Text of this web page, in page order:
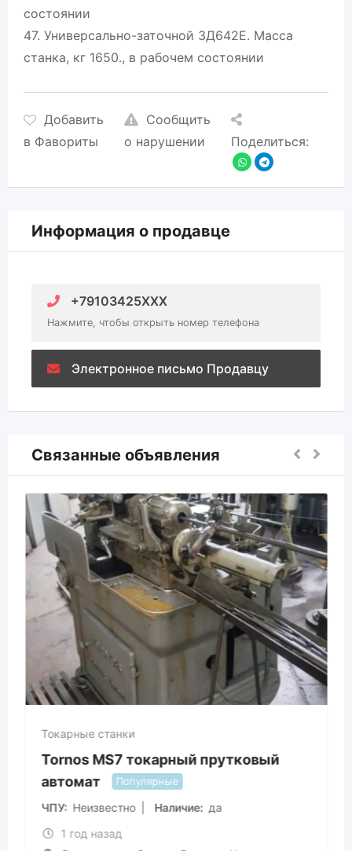
состоянии
47. Универсально-заточной 3Д642Е. Масса
станка, кг 1650., в рабочем состоянии
Добавить
в Фавориты
Сообщить
о нарушении
Поделиться:
Информация о продавце
+79103425XXX
Нажмите, чтобы открыть номер телефона
Электронное письмо Продавцу
Связанные объявления
Токарные станки
Tornos MS7 токарный прутковый
автомат
Популярные
ЧПУ Неизвестно Наличие
да
1 год назад